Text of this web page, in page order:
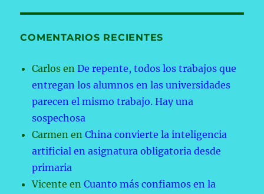
COMENTARIOS RECIENTES
Carlos enDe repente, todos los trabajos que
entregan los alumnos en las universidades
parecen el mismo trabajo. Hay una
sospechosa
Carmen enChina convierte la inteligencia
artificial en asignatura obligatoria desde
primaria
Vicente enCuanto más confiamos en la